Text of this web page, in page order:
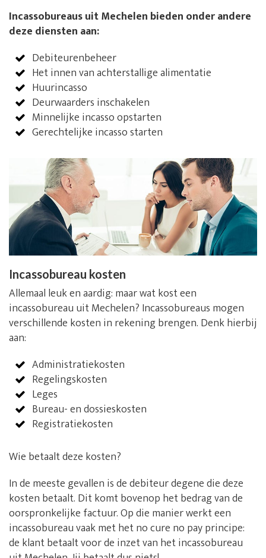
Incassobureaus uit Mechelen bieden onder andere
deze diensten aan:
Debiteurenbeheer
Het innen van achterstallige alimentatie
Huurincasso
Deurwaarders inschakelen
Minnelijke incasso opstarten
Gerechtelijke incasso starten
Incassobureau kosten
Allemaal leuk en aardig: maar wat kost een
incassobureau uit Mechelen? Incassobureaus mogen
verschillende kosten in rekening brengen. Denk hierbij
aan:
Administratiekosten
Regelingskosten
Leges
Bureau- en dossieskosten
Registratiekosten
Wie betaalt deze kosten?
In de meeste gevallen is de debiteur degene die deze
kosten betaalt. Dit komt bovenop het bedrag van de
oorspronkelijke factuur. Op die manier werkt een
incassobureau vaak met het no cure no pay principe:
de klant betaalt voor de inzet van het incassobureau